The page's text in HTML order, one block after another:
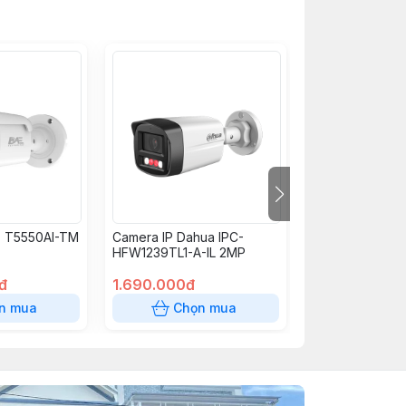
T5550AI-TM
mua
Camera IP Dahua IPC-
HFW1239TL1-A-IL 2MP
1.690.000đ
Chọn mua